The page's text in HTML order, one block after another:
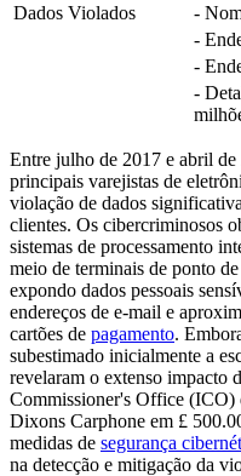
Dados Violados
-
-
-
-
Entre julho de 2017 e abril
principais varejistas de
violação de dados
clientes. Os cibercriminosos
sistemas de processamento
meio de terminais de ponto
expondo dados pessoais
endereços de e-mail e
cartões de pagamento.
subestimado inicialmente a
revelaram o extenso impacto
Commissioner's Office (ICO)
Dixons Carphone em £
medidas de segurança
na detecção e mitigação da